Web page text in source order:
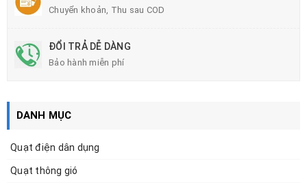
Chuyển khoản, Thu sau COD
ĐỔI TRẢ DỄ DÀNG
Bảo hành miễn phí
DANH MỤC
Quạt điện dân dụng
Quạt thông gió